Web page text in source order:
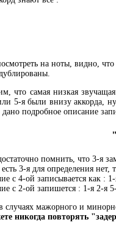
на ноты, видно,
что самая низкая
5-я были внизу аккорда,
дано подробное описание
помнить, что 3-я
есть 3-я для определения
с 4-ой записывается как :
с 2-ой запишется : 1-я 2-я
случаях мажорного и
никогда повторять